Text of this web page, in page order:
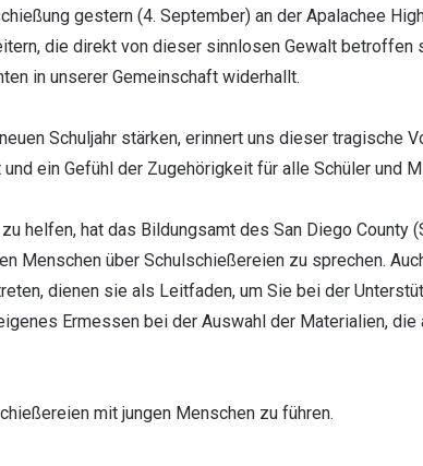
gestern (4. September) an der Apalachee
die direkt von dieser sinnlosen Gewalt betroffen
in unserer Gemeinschaft widerhallt.
Schuljahr stärken, erinnert uns dieser tragische
ein Gefühl der Zugehörigkeit für alle Schüler und
helfen, hat das Bildungsamt des San Diego County
Menschen über Schulschießereien zu sprechen.
dienen sie als Leitfaden, um Sie bei der
Ermessen bei der Auswahl der Materialien,
mit jungen Menschen zu führen.